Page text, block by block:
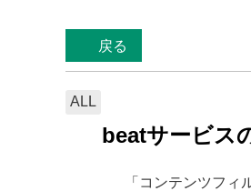
戻る
ALL
beatサービス
「コンテンツフ